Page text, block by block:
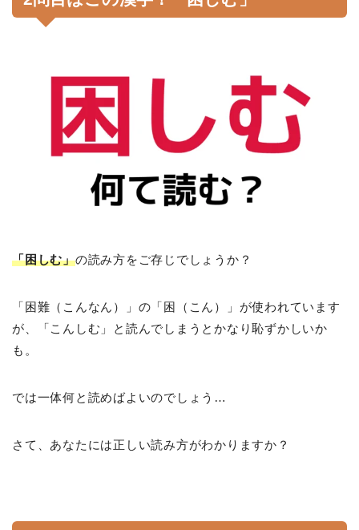
「困しむ」の読み方をご存じでしょうか？
「困難（こんなん）」の「困（こん）」が使われています
が、「こんしむ」と読んでしまうとかなり恥ずかしいか
も。
では一体何と読めばよいのでしょう…
さて、あなたには正しい読み方がわかりますか？